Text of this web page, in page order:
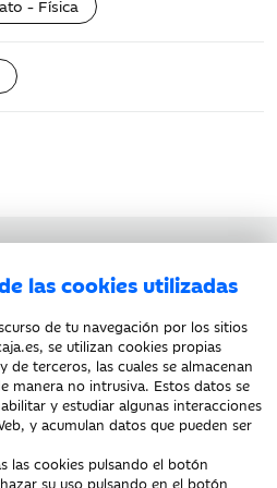
las cookies utilizadas
de tu navegación por los sitios
se utilizan cookies propias
de terceros, las cuales se almacenan
manera no intrusiva. Estos datos se
y estudiar algunas interacciones
y acumulan datos que pueden ser
las cookies pulsando el botón
su uso pulsando en el botón
- Física